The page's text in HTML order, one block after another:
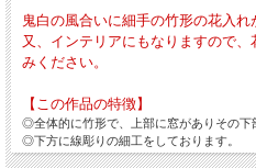
鬼白の風合いに細手の竹形の花入れ
又、インテリアにもなりますので
みください。
【この作品の特徴】
◎全体的に竹形で、上部に窓がありその下
◎下方に線彫りの細工をしております。
◎色合いは鬼白という作風の松クラスに